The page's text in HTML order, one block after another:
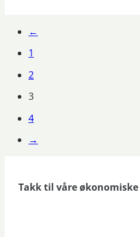
←
1
2
3
4
→
Takk til våre